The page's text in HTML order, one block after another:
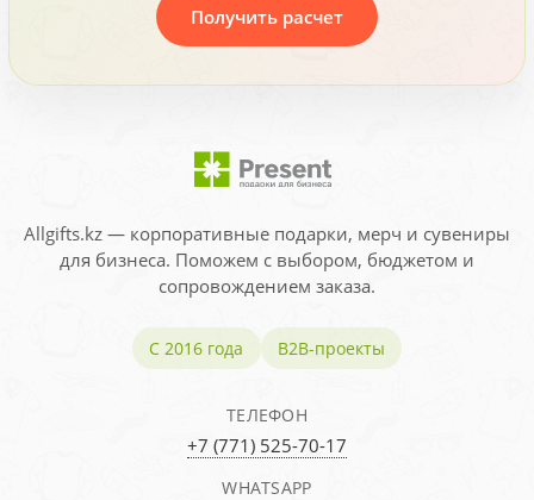
Получить расчет
Allgifts.kz — корпоративные подарки, мерч и сувениры
для бизнеса. Поможем с выбором, бюджетом и
сопровождением заказа.
С 2016 года B2B-проекты
ТЕЛЕФОН
+7 (771) 525-70-17
WHATSAPP